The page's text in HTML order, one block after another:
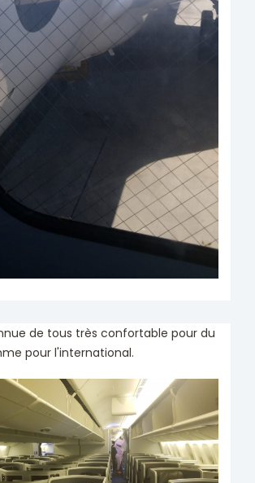
de tous très confortable pour du
pour l'international.